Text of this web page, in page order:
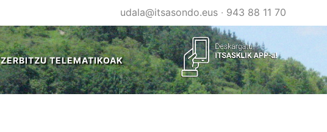
udala@itsasondo.eus· 943 88 11 70
ZERBITZU TELEMATIKOAK